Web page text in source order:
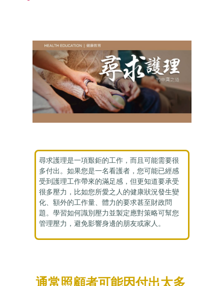
尋求護理是一項艱鉅的工作，而且可能需要很
多付出。如果您是一名看護者，您可能已經感
受到護理工作帶來的滿足感，但更知道要承受
很多壓力，比如您所愛之人的健康狀況發生變
化、額外的工作量、體力的要求甚至財政問
題。學習如何識別壓力並製定應對策略可幫您
管理壓力，避免影響身邊的朋友或家人。
通常照顧者可能因付出太多